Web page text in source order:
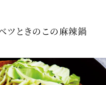
ツときのこの麻辣鍋